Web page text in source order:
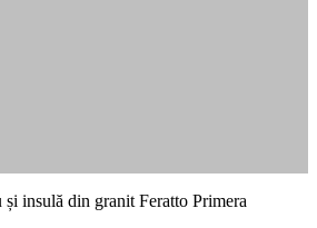
insulă din granit Feratto Primera